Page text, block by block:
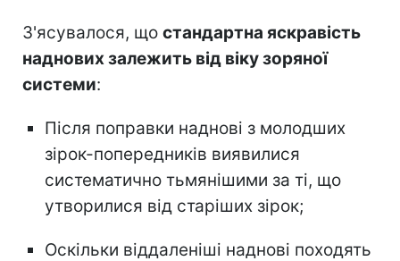
З'ясувалося, що стандартна яскравість
наднових залежить від віку зоряної
системи:
Після поправки наднові з молодших
зірок-попередників виявилися
систематично тьмянішими за ті, що
утворилися від старіших зірок;
Оскільки віддаленіші наднові походять